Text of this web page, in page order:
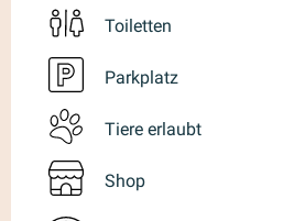
Toiletten
Parkplatz
Tiere erlaubt
Shop